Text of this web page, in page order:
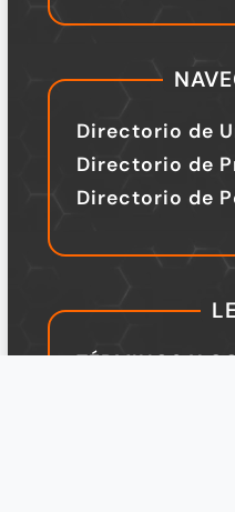
Directorio de
Directorio de
Directorio de
TÉRMINOS Y